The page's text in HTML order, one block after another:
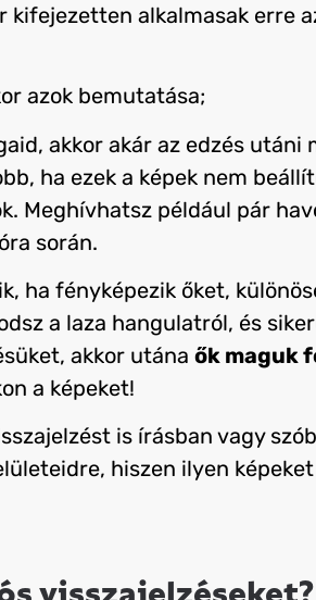
kifejezetten alkalmasak erre
azok bemutatása;
akkor akár az edzés utáni
ha ezek a képek nem
Meghívhatsz például pár
során.
ha fényképezik őket,
a laza hangulatról, és
akkor utána ők maguk
a képeket!
is írásban vagy
hiszen ilyen
visszajelzéseket?